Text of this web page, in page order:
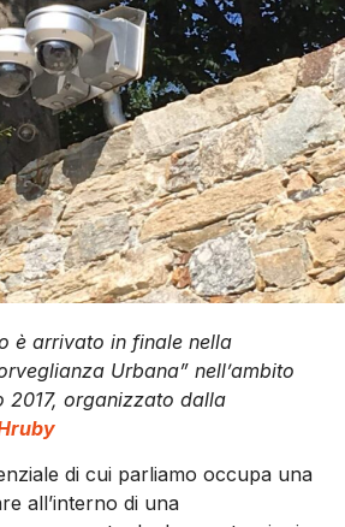
è arrivato in finale nella
Urbana” nell’ambito
2017, organizzato dalla
di cui parliamo occupa una
all’interno di una